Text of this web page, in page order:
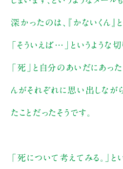
深かったのは、『かないくん』
「そういえば…」というような
「死」と自分のあいだにあ
んがそれぞれに思い出しなが
たことだったそうです。
「死について考えてみる。」と